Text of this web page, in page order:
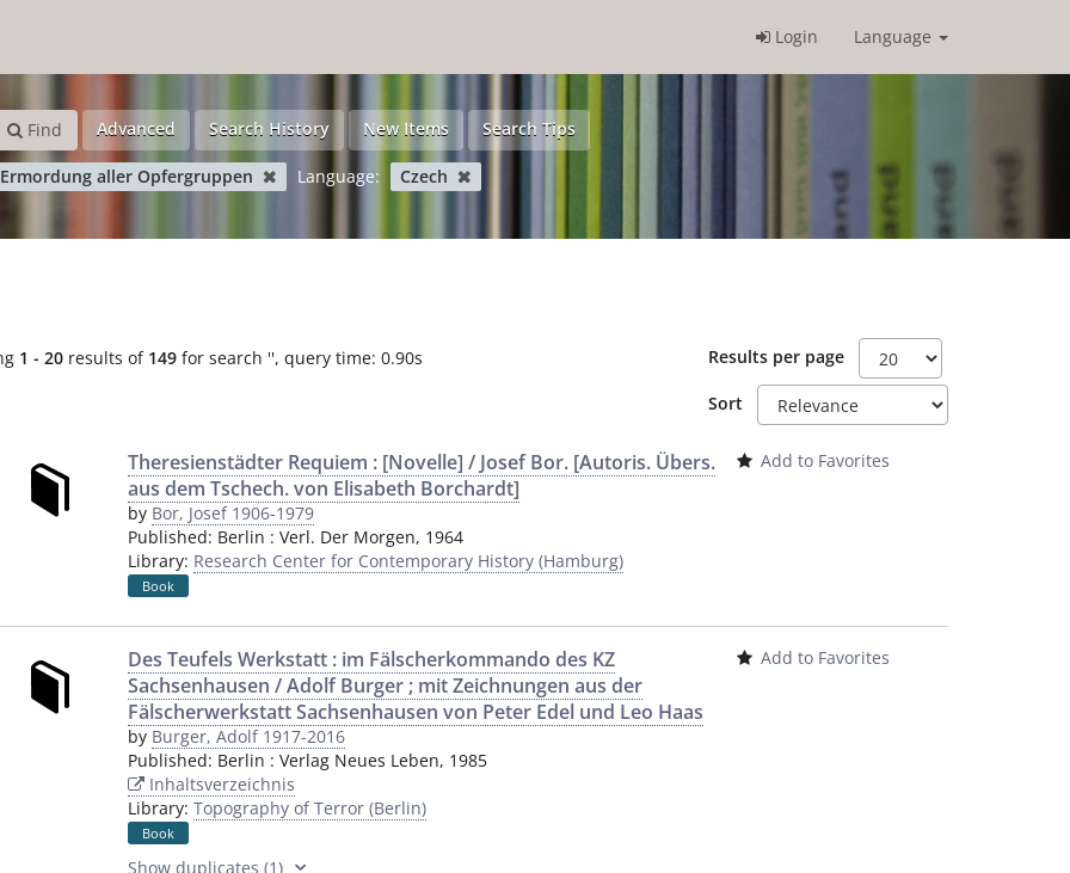
Login Language
Find Advanced Search History New Items Search Tips
aller Opfergruppen Language: Czech
1 - 20 results of 149 for search '', query time: 0.90s Results per page
Sort
Theresienstädter Requiem : [Novelle] / Josef Bor. [Autoris. Übers.
aus dem Tschech. von Elisabeth Borchardt]
by Bor, Josef 1906-1979
Published: Berlin : Verl. Der Morgen, 1964
Library: Research Center for Contemporary History (Hamburg)
Book
Add to Favorites
Des Teufels Werkstatt : im Fälscherkommando des KZ
Sachsenhausen / Adolf Burger ; mit Zeichnungen aus der
Fälscherwerkstatt Sachsenhausen von Peter Edel und Leo Haas
by Burger, Adolf 1917-2016
Published: Berlin : Verlag Neues Leben, 1985
Inhaltsverzeichnis
Library: Topography of Terror (Berlin)
Book
Show duplicates (1)
Add to Favorites